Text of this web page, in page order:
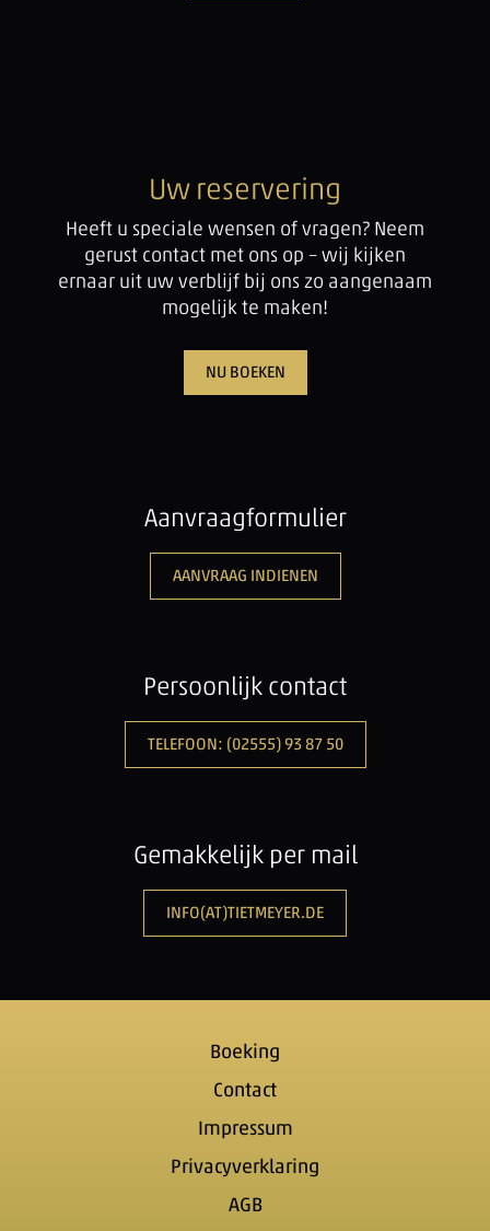
Uw reservering
Heeft u speciale wensen of vragen? Neem
gerust contact met ons op – wij kijken
ernaar uit uw verblijf bij ons zo aangenaam
mogelijk te maken!
NU BOEKEN
Aanvraagformulier
AANVRAAG INDIENEN
Persoonlijk contact
TELEFOON: (02555) 93 87 50
Gemakkelijk per mail
INFO(AT)TIETMEYER.DE
Boeking
Contact
Impressum
Privacyverklaring
AGB